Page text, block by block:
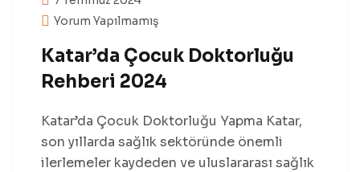
Yorum Yapılmamış
Katar’da Çocuk Doktorluğu
Rehberi 2024
Katar’da Çocuk Doktorluğu Yapma Katar,
son yıllarda sağlık sektöründe önemli
ilerlemeler kaydeden ve uluslararası sağlık